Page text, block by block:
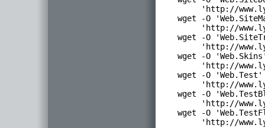
'http://
wget -O
'http://
wget -O
'http://
wget -O
'http://
wget -O
'http://
wget -O
'http://
wget -O
'http://